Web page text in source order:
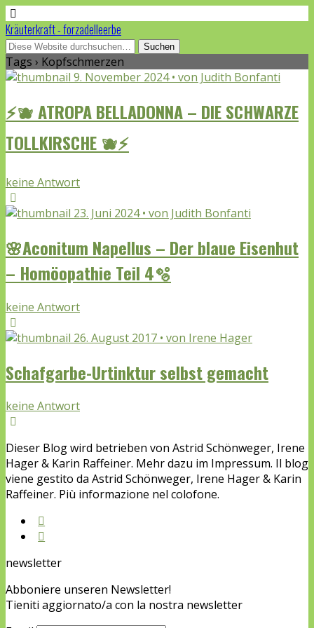
Kräuterkraft - forzadelleerbe
Tags › Kopfschmerzen
9. November 2024 • von Judith Bonfanti
⚡🫐 ATROPA BELLADONNA – DIE SCHWARZE
TOLLKIRSCHE 🫐⚡
keine Antwort
23. Juni 2024 • von Judith Bonfanti
🌸Aconitum Napellus – Der blaue Eisenhut
– Homöopathie Teil 4🫧
keine Antwort
26. August 2017 • von Irene Hager
Schafgarbe-Urtinktur selbst gemacht
keine Antwort
Dieser Blog wird betrieben von Astrid Schönweger, Irene
Hager & Karin Raffeiner. Mehr dazu im Impressum. Il blog
viene gestito da Astrid Schönweger, Irene Hager & Karin
Raffeiner. Più informazione nel colofone.
newsletter
Abboniere unseren Newsletter!
Tieniti aggiornato/a con la nostra newsletter